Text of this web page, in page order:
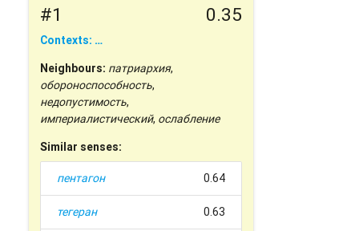
#1 0.35
Contexts: …
Neighbours: патриархия,
обороноспособность,
недопустимость,
империалистический, ослабление
Similar senses:
пентагон 0.64
тегеран 0.63